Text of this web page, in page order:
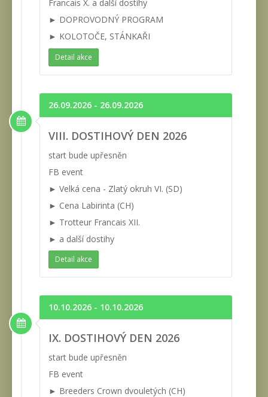
Francais X. a další dostihy
► DOPROVODNÝ PROGRAM
► KOLOTOČE, STÁNKAŘI
Detail akce
26.09.2026 - 26.09.2026
VIII. DOSTIHOVÝ DEN 2026
start bude upřesněn
FB event
► Velká cena - Zlatý okruh VI. (SD)
► Cena Labirinta (CH)
► Trotteur Francais XII.
► a další dostihy
Detail akce
10.10.2026 - 10.10.2026
IX. DOSTIHOVÝ DEN 2026
start bude upřesněn
FB event
► Breeders Crown dvouletých (CH)